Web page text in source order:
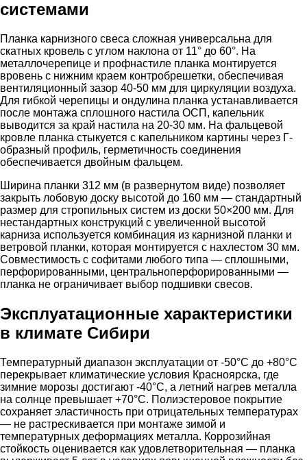
системами
Планка карнизного свеса сложная универсальна для
скатных кровель с углом наклона от 11° до 60°. На
металлочерепице и профнастиле планка монтируется
вровень с нижним краем контробрешетки, обеспечивая
вентиляционный зазор 40-50 мм для циркуляции воздуха.
Для гибкой черепицы и ондулина планка устанавливается
после монтажа сплошного настила ОСП, капельник
выводится за край настила на 20-30 мм. На фальцевой
кровле планка стыкуется с капельником картины через Г-
образный профиль, герметичность соединения
обеспечивается двойным фальцем.
Ширина планки 312 мм (в развернутом виде) позволяет
закрыть лобовую доску высотой до 160 мм — стандартный
размер для стропильных систем из доски 50×200 мм. Для
нестандартных конструкций с увеличенной высотой
карниза используется комбинация из карнизной планки и
ветровой планки, которая монтируется с нахлестом 30 мм.
Совместимость с софитами любого типа — сплошными,
перфорированными, центральноперфорированными —
планка не ограничивает выбор подшивки свесов.
Эксплуатационные характеристики
в климате Сибири
Температурный диапазон эксплуатации от -50°C до +80°C
перекрывает климатические условия Красноярска, где
зимние морозы достигают -40°C, а летний нагрев металла
на солнце превышает +70°C. Полиэстеровое покрытие
сохраняет эластичность при отрицательных температурах
— не растрескивается при монтаже зимой и
температурных деформациях металла. Коррозийная
стойкость оценивается как удовлетворительная — планка